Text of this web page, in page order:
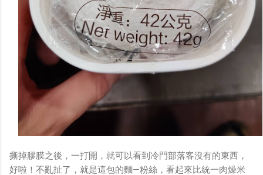
撕掉膠膜之後，一打開，就可以看到冷門部落客沒有的東西，
好啦！不亂扯了，就是這包的麵—粉絲，看起來比統一肉燥米